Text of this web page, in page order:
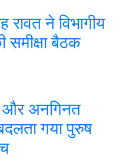
रावत ने विभागीय
समीक्षा बैठक
अनगिनत
गया पुरुष